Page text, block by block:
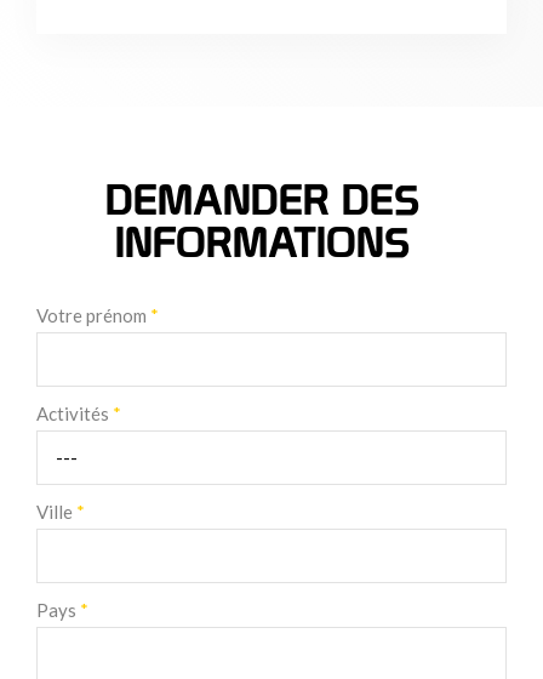
DEMANDER DES
INFORMATIONS
Votre prénom *
Activités *
Ville *
Pays *